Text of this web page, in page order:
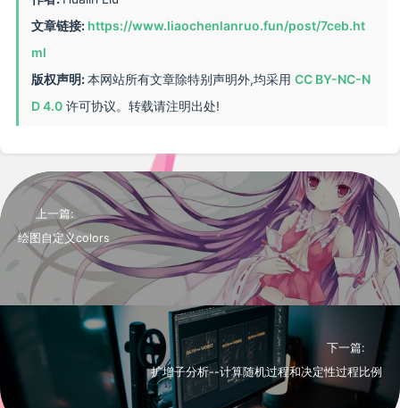
文章链接: https://www.liaochenlanruo.fun/post/7ceb.ht
ml
版权声明:本网站所有文章除特别声明外,均采用 CC BY-NC-N
D 4.0 许可协议。转载请注明出处!
上一篇:
绘图自定义colors
下一篇:
扩增子分析--计算随机过程和决定性过程比例